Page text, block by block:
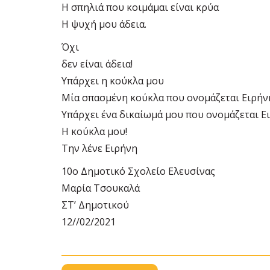
Η σπηλιά που κοιμάμαι είναι κρύα
Η ψυχή μου άδεια.
Όχι
δεν είναι άδεια!
Υπάρχει η κούκλα μου
Μία σπασμένη κούκλα που ονομάζεται
Υπάρχει ένα δικαίωμά μου που ονομάζεται
Η κούκλα μου!
Την λένε Ειρήνη
10ο Δημοτικό Σχολείο Ελευσίνας
Μαρία Τσουκαλά
ΣΤ’ Δημοτικού
12//02/2021